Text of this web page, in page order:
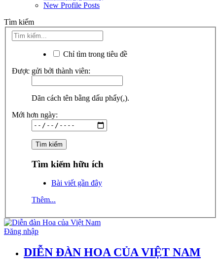
New Profile Posts
Tìm kiếm
Chỉ tìm trong tiêu đề
Được gửi bởi thành viên:
Dãn cách tên bằng dấu phẩy(,).
Mới hơn ngày:
Tìm kiếm hữu ích
Bài viết gần đây
Thêm...
Đăng nhập
DIỄN ĐÀN HOA CỦA VIỆT NAM